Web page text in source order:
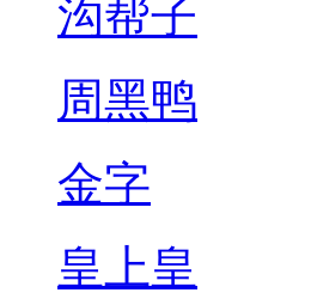
沟帮子
周黑鸭
金字
皇上皇